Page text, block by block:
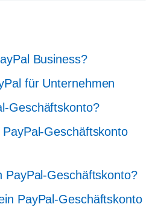
Business?
für Unternehmen
Geschäftskonto?
Geschäftskonto
PayPal-Geschäftskonto?
PayPal-Geschäftskonto